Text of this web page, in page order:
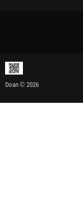
Doan © 2026